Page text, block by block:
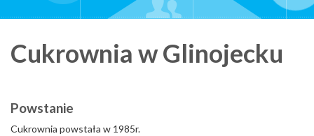
Cukrownia w Glinojecku
Powstanie
Cukrownia powstała w 1985r.